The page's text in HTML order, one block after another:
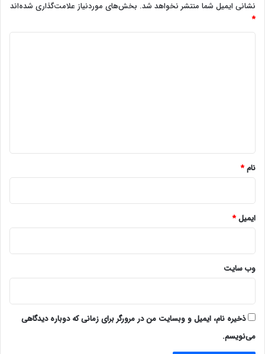
نشانی ایمیل شما منتشر نخواهد شد. بخش‌های موردنیاز علامت‌گذاری شده‌اند
*
نام*
ایمیل*
وب‌ سایت
ذخیره نام، ایمیل و وبسایت من در مرورگر برای زمانی که دوباره دیدگاهی
می‌نویسم.